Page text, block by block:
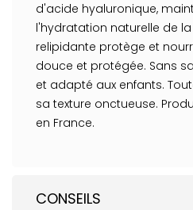
d'acide hyaluronique,
l'hydratation naturelle de
relipidante protège et
douce et protégée. Sans
et adapté aux enfants.
sa texture onctueuse.
en France.
CONSEILS